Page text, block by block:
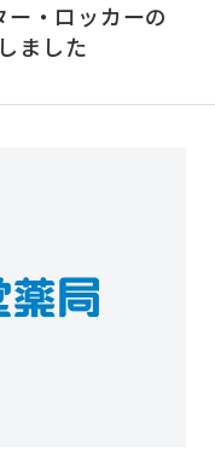
・ロッカーの
ました